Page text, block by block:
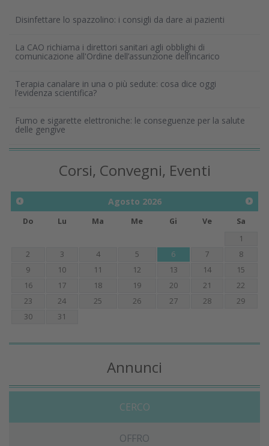
Disinfettare lo spazzolino: i consigli da dare ai pazienti
La CAO richiama i direttori sanitari agli obblighi di
comunicazione all'Ordine dell’assunzione dell’incarico
Terapia canalare in una o più sedute: cosa dice oggi
l’evidenza scientifica?
Fumo e sigarette elettroniche: le conseguenze per la salute
delle gengive
Corsi, Convegni, Eventi
Agosto 2026
Do Lu Ma Me Gi Ve
Sa
1
2
3 4 5 6 7
8
9
10 11 12 13 14
15
16
17 18 19 20 21
22
23
24 25 26 27 28
29
30
31
Annunci
CERCO
OFFRO